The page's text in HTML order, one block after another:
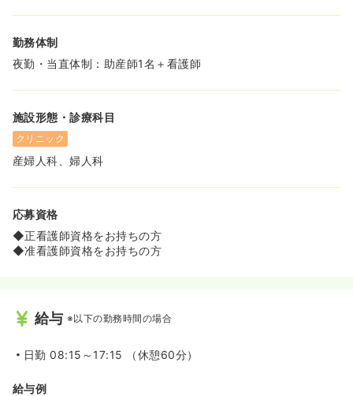
勤務体制
夜勤・当直体制：助産師1名＋看護師
施設形態・診療科目
クリニック
産婦人科、婦人科
応募資格
◆正看護師資格をお持ちの方
◆准看護師資格をお持ちの方
給与 ※以下の勤務時間の場合
日勤 08:15～17:15 （休憩60分）
給与例